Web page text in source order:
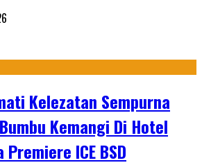
Kelezatan Sempurna
Kemangi Di Hotel
ICE BSD